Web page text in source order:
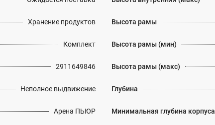
Хранение продуктов
Комплект
2911649846
Неполное выдвижение
Арена ПЬЮР
Высота рамы
Высота рамы (мин)
Высота рамы (макс)
Глубина
Минимальная глубина корпуса